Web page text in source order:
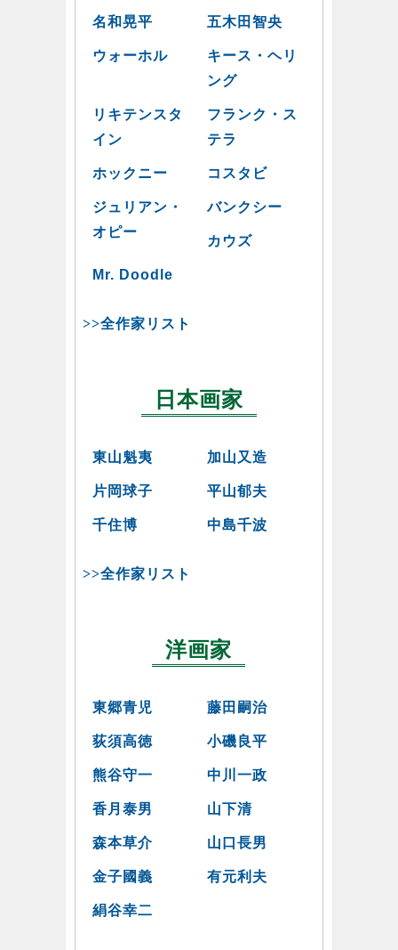
名和晃平 五木田智央
ウォーホル
キース・ヘリ
ング
リキテンスタ
イン
フランク・ス
テラ
ホックニー コスタビ
ジュリアン・
オピー
バンクシー
カウズ
Mr. Doodle
>>全作家リスト
日本画家
東山魁夷 加山又造
片岡球子 平山郁夫
千住博 中島千波
>>全作家リスト
洋画家
東郷青児 藤田嗣治
荻須高徳 小磯良平
熊谷守一 中川一政
香月泰男 山下清
森本草介 山口長男
金子國義 有元利夫
絹谷幸二